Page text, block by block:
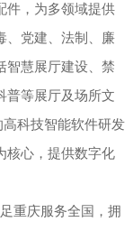
件，为多领域提供
、党建、法制、廉
智慧展厅建设、禁
普等展厅及场所文
科技智能软件研发
核心，提供数字化
重庆服务全国，拥